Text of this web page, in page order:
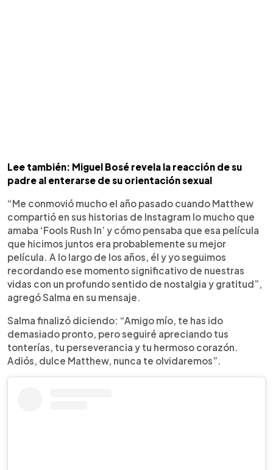
Lee también: Miguel Bosé revela la reacción de su
padre al enterarse de su orientación sexual
“Me conmovió mucho el año pasado cuando Matthew
compartió en sus historias de Instagram lo mucho que
amaba ‘Fools Rush In’ y cómo pensaba que esa película
que hicimos juntos era probablemente su mejor
película. A lo largo de los años, él y yo seguimos
recordando ese momento significativo de nuestras
vidas con un profundo sentido de nostalgia y gratitud”,
agregó Salma en su mensaje.
Salma finalizó diciendo: “Amigo mío, te has ido
demasiado pronto, pero seguiré apreciando tus
tonterías, tu perseverancia y tu hermoso corazón.
Adiós, dulce Matthew, nunca te olvidaremos”.